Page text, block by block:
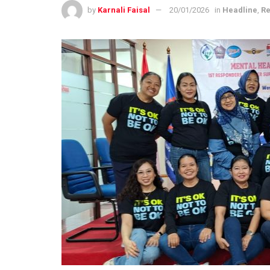
by Karnali Faisal 20/01/2026 in Headline